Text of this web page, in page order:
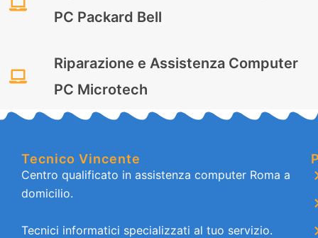
PC Packard Bell
Riparazione e Assistenza Computer
PC Microtech
Tecnico Vincente
Centro qualificato in assistenza computer Roma a
domicilio.
Tecnici informatici specializzati al tuo servizio.